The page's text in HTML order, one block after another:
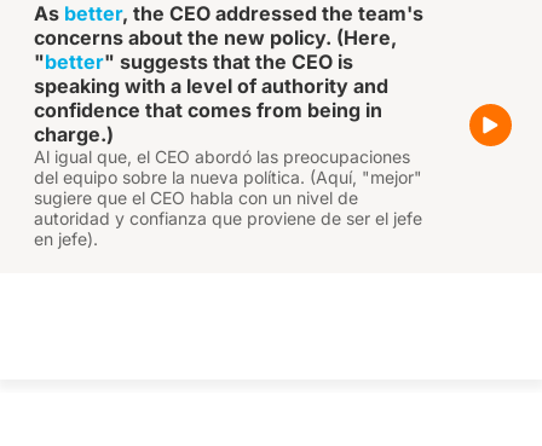
As better, the CEO addressed the team's
concerns about the new policy. (Here,
"better" suggests that the CEO is
speaking with a level of authority and
confidence that comes from being in
charge.)
Al igual que, el CEO abordó las preocupaciones
del equipo sobre la nueva política. (Aquí, "mejor"
sugiere que el CEO habla con un nivel de
autoridad y confianza que proviene de ser el jefe
en jefe).